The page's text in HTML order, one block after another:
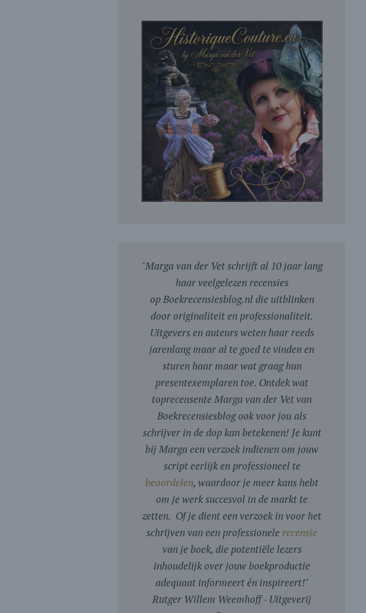
"Marga van der Vet schrijft al 10 jaar lang
haar veelgelezen recensies
op Boekrecensiesblog.nl die uitblinken
door originaliteit en professionaliteit.
Uitgevers en auteurs weten haar reeds
jarenlang maar al te goed te vinden en
sturen haar maar wat graag hun
presentexemplaren toe. Ontdek wat
toprecensente Marga van der Vet van
Boekrecensiesblog ook voor jou als
schrijver in de dop kan betekenen! Je kunt
bij Marga een verzoek indienen om jouw
script eerlijk en professioneel te
beoordelen, waardoor je meer kans hebt
om je werk succesvol in de markt te
zetten. Of je dient een verzoek in voor het
schrijven van een professionele recensie
van je boek, die potentiële lezers
inhoudelijk over jouw boekproductie
adequaat informeert én inspireert!"
Rutger Willem Weemhoff - Uitgeverij